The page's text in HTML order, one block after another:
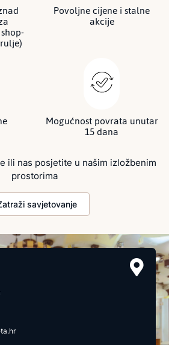
Povoljne cijene i stalne
akcije
Mogućnost povrata unutar
15 dana
ili nas posjetite u našim izložbenim
prostorima
savjetovanje